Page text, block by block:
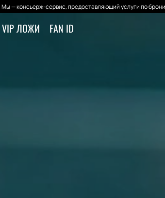
— консьерж-сервис, предоставляющий услуги по
VIP ЛОЖИ FAN ID